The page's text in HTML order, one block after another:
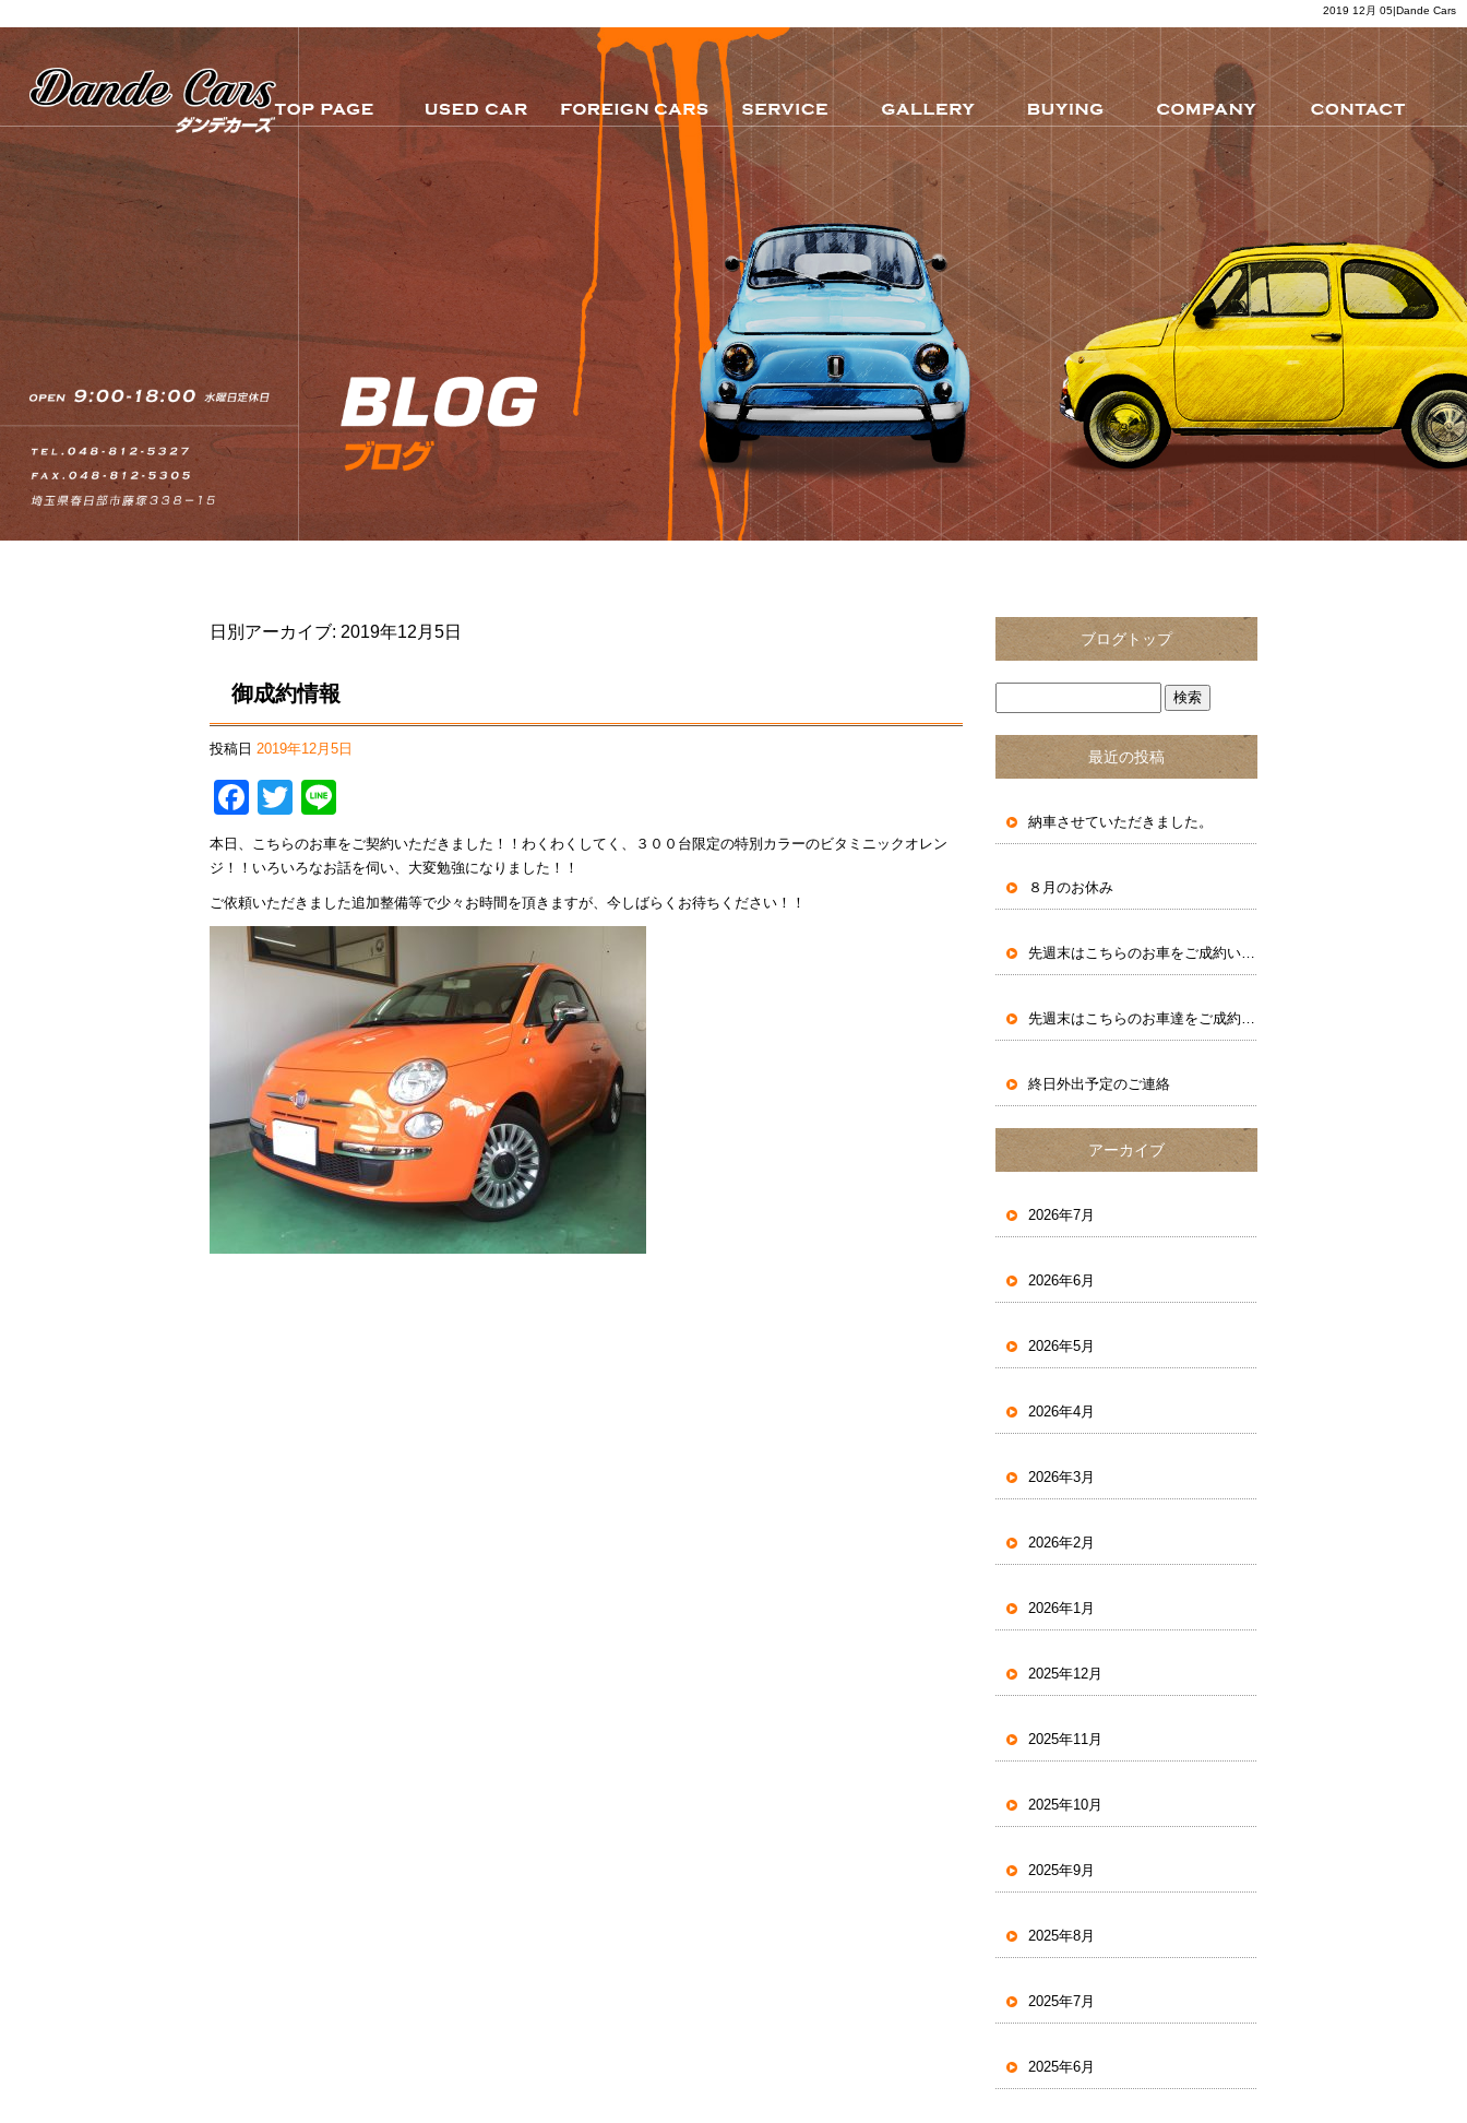
2019 12月 05|Dande Cars
日別アーカイブ: 2019年12月5日
御成約情報
投稿日 2019年12月5日
Facebook
Twitter
本日、こちらのお車をご契約いただきました！！わくわくしてく、３００台限定の特別カラーのビタミニックオレン
ジ！！いろいろなお話を伺い、大変勉強になりました！！
ご依頼いただきました追加整備等で少々お時間を頂きますが、今しばらくお待ちください！！
ブログトップ
最近の投稿
納車させていただきました。
８月のお休み
先週末はこちらのお車をご成約いただきました。
先週末はこちらのお車達をご成約いただきました。
終日外出予定のご連絡
アーカイブ
2026年7月
2026年6月
2026年5月
2026年4月
2026年3月
2026年2月
2026年1月
2025年12月
2025年11月
2025年10月
2025年9月
2025年8月
2025年7月
2025年6月